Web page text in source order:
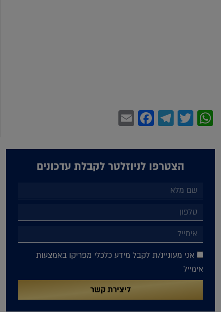
WhatsApp
Twitter
Telegram
Facebook
הצטרפו לניוזלטר לקבלת עדכונים
אני מעוניינ/ת לקבל מידע כלכלי מפריקו באמצעות
אימייל
ליצירת קשר